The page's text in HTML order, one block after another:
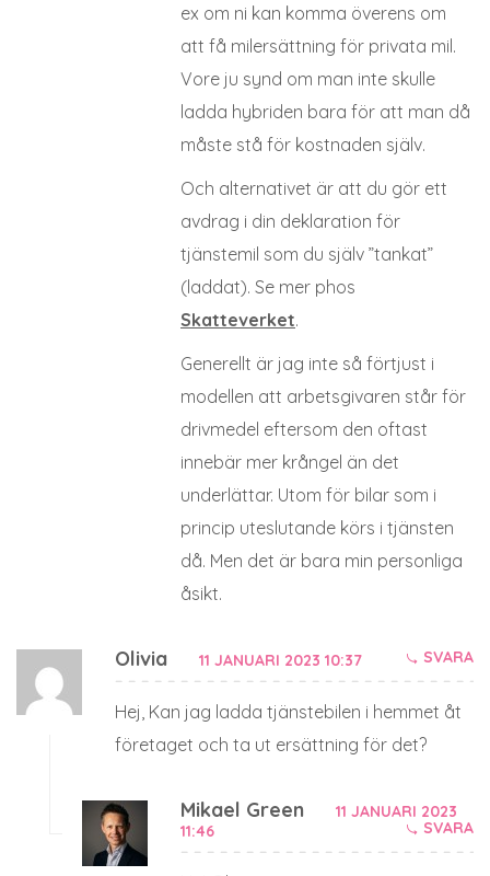
ex om ni kan komma överens om
att få milersättning för privata mil.
Vore ju synd om man inte skulle
ladda hybriden bara för att man då
måste stå för kostnaden själv.
Och alternativet är att du gör ett
avdrag i din deklaration för
tjänstemil som du själv ”tankat”
(laddat). Se mer phos
Skatteverket.
Generellt är jag inte så förtjust i
modellen att arbetsgivaren står för
drivmedel eftersom den oftast
innebär mer krångel än det
underlättar. Utom för bilar som i
princip uteslutande körs i tjänsten
då. Men det är bara min personliga
åsikt.
Olivia 11 JANUARI 2023 10:37 SVARA
Hej, Kan jag ladda tjänstebilen i hemmet åt
företaget och ta ut ersättning för det?
Mikael Green
11 JANUARI 2023
11:46
SVARA